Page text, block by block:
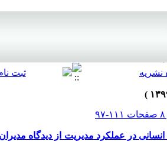
انسانی در عملکرد مدیریت از دیدگاه